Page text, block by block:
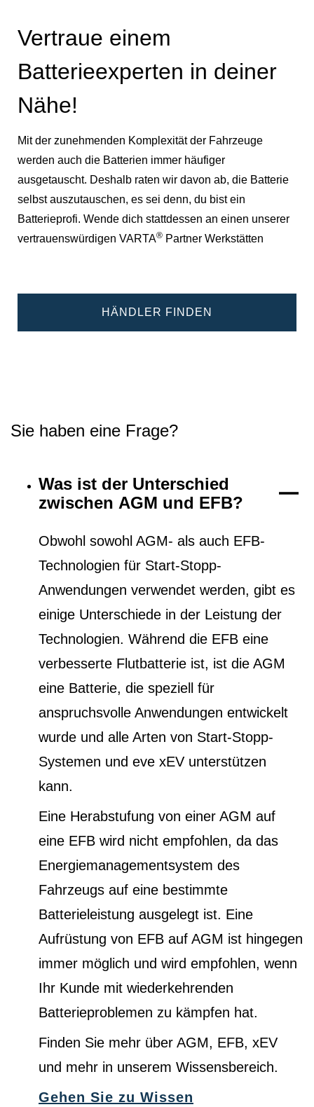
Vertraue einem
Batterieexperten in deiner
Nähe!
Mit der zunehmenden Komplexität der Fahrzeuge
werden auch die Batterien immer häufiger
ausgetauscht. Deshalb raten wir davon ab, die Batterie
selbst auszutauschen, es sei denn, du bist ein
Batterieprofi. Wende dich stattdessen an einen unserer
vertrauenswürdigen VARTA® Partner Werkstätten
HÄNDLER FINDEN
Sie haben eine Frage?
Was ist der Unterschied
zwischen AGM und EFB?
Obwohl sowohl AGM- als auch EFB-
Technologien für Start-Stopp-
Anwendungen verwendet werden, gibt es
einige Unterschiede in der Leistung der
Technologien. Während die EFB eine
verbesserte Flutbatterie ist, ist die AGM
eine Batterie, die speziell für
anspruchsvolle Anwendungen entwickelt
wurde und alle Arten von Start-Stopp-
Systemen und eve xEV unterstützen
kann.
Eine Herabstufung von einer AGM auf
eine EFB wird nicht empfohlen, da das
Energiemanagementsystem des
Fahrzeugs auf eine bestimmte
Batterieleistung ausgelegt ist. Eine
Aufrüstung von EFB auf AGM ist hingegen
immer möglich und wird empfohlen, wenn
Ihr Kunde mit wiederkehrenden
Batterieproblemen zu kämpfen hat.
Finden Sie mehr über AGM, EFB, xEV
und mehr in unserem Wissensbereich.
Gehen Sie zu Wissen